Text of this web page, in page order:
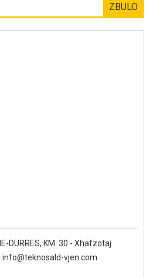
ZBULO
DURRES, KM. 30 - Xhafzotaj
info@teknosald-vjen.com